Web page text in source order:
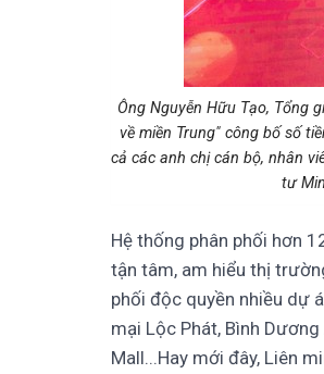
Ông Nguyễn Hữu Tạo, Tổng
về miền Trung" công bố số
cả các anh chị cán bộ, nhân
tư
Hệ thống phân phối hơn
tận tâm, am hiểu thị
phối độc quyền nhiều dự
mại Lộc Phát, Bình
Mall...Hay mới đây, Liên